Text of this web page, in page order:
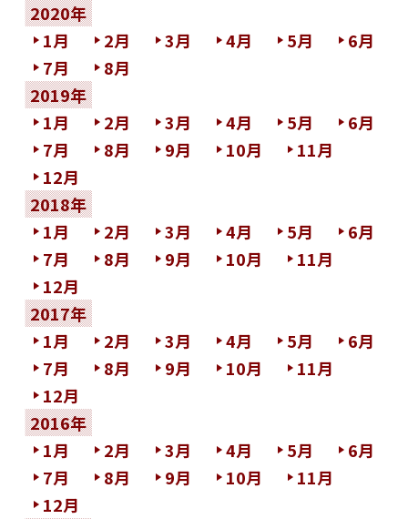
2020年
1月
2月 3月 4月 5月
6月
7月
8月
2019年
1月
2月 3月 4月 5月
6月
7月
8月 9月 10月
11月
12月
2018年
1月
2月 3月 4月 5月
6月
7月
8月 9月 10月
11月
12月
2017年
1月
2月 3月 4月 5月
6月
7月
8月 9月 10月
11月
12月
2016年
1月
2月 3月 4月 5月
6月
7月
8月 9月 10月
11月
12月